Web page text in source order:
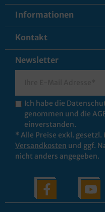
Informationen
Kontakt
Newsletter
Ich habe die
genommen und die
einverstanden.
* Alle Preise exkl.
Versandkosten und ggf.
nicht anders angegeben.